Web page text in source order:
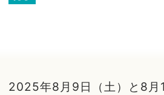
2025年8月9日（土）と8月